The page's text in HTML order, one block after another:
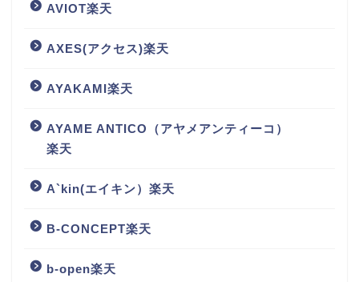
AVIOT楽天
AXES(アクセス)楽天
AYAKAMI楽天
AYAME ANTICO（アヤメアンティーコ）
楽天
A`kin(エイキン）楽天
B-CONCEPT楽天
b-open楽天